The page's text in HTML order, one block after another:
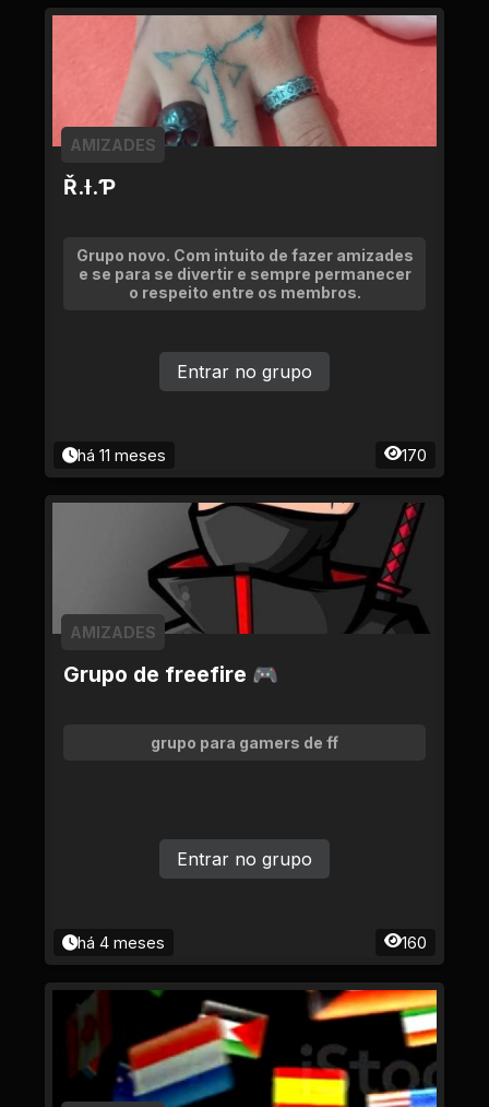
Ř.Ɨ.Ƥ
AMIZADES
Grupo novo. Com intuito de fazer amizades
e se para se divertir e sempre permanecer
o respeito entre os membros.
há 11 meses 170
Entrar no grupo
Grupo de freefire 🎮
AMIZADES
grupo para gamers de ff
há 4 meses 160
Entrar no grupo